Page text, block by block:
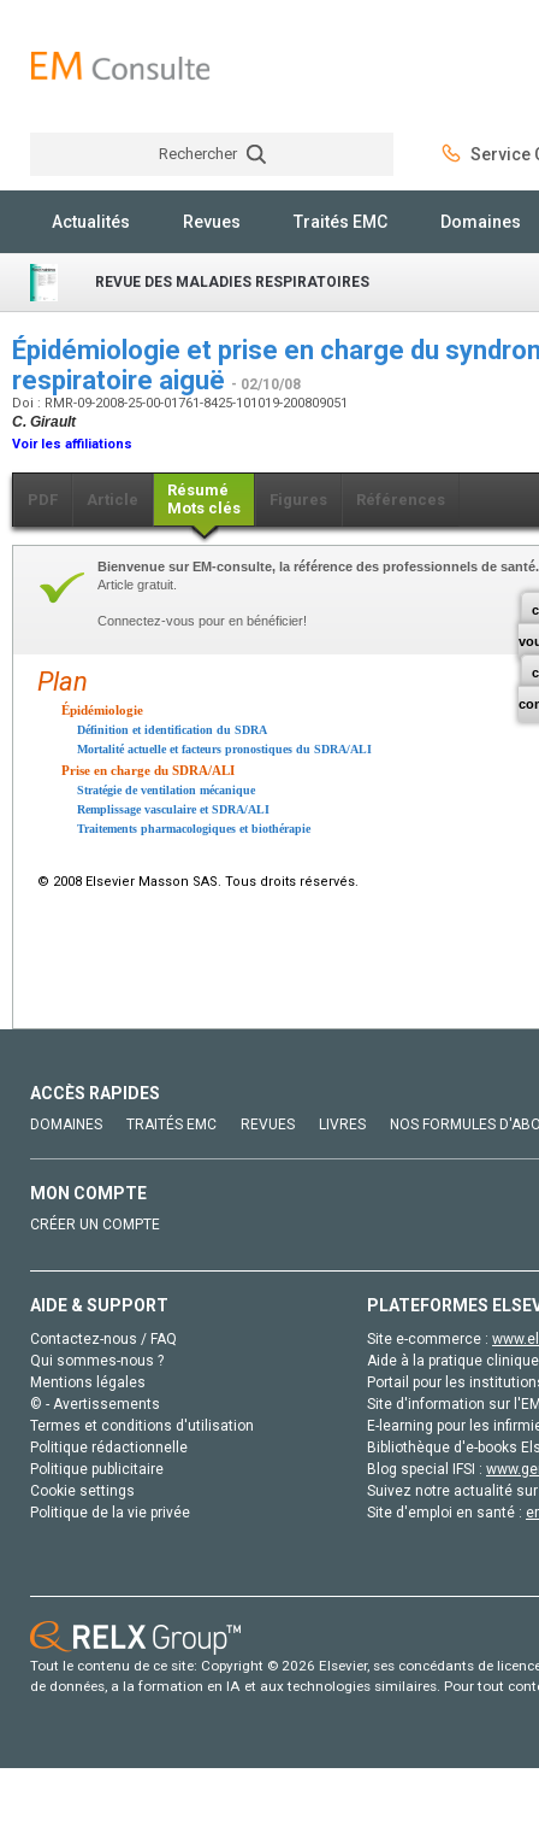
Rechercher Service
Actualités Revues Traités EMC Domaines
REVUE DES MALADIES RESPIRATOIRES
Épidémiologie et prise en charge du
respiratoire aiguë - 02/10/08
Doi : RMR-09-2008-25-00-01761-8425-101019-200809051
C. Girault
Voir les affiliations
PDF Article
Résumé
Mots clés
Figures Références
Bienvenue sur EM-consulte, la référence des professionnels de santé.
Article gratuit.
Connectez-vous pour en bénéficier!
Plan
Épidémiologie
Définition et identification du SDRA
Mortalité actuelle et facteurs pronostiques du SDRA/ALI
Prise en charge du SDRA/ALI
Stratégie de ventilation mécanique
Remplissage vasculaire et SDRA/ALI
Traitements pharmacologiques et biothérapie
© 2008 Elsevier Masson SAS. Tous droits réservés.
ACCÈS RAPIDES
DOMAINES TRAITÉS EMC REVUES LIVRES NOS FORMULES
MON COMPTE
CRÉER UN COMPTE
AIDE & SUPPORT
Contactez-nous / FAQ
Qui sommes-nous ?
Mentions légales
© - Avertissements
Termes et conditions d'utilisation
Politique rédactionnelle
Politique publicitaire
Cookie settings
Politique de la vie privée
PLATEFORMES
Site e-commerce :
Aide à la pratique
Portail pour les
Site d'information sur
E-learning pour les
Bibliothèque d'e-books
Blog special IFSI :
Suivez notre actualité
Site d'emploi en santé :
Tout le contenu de ce site: Copyright © 2026 Elsevier, ses concédants de
de données, a la formation en IA et aux technologies similaires. Pour tout